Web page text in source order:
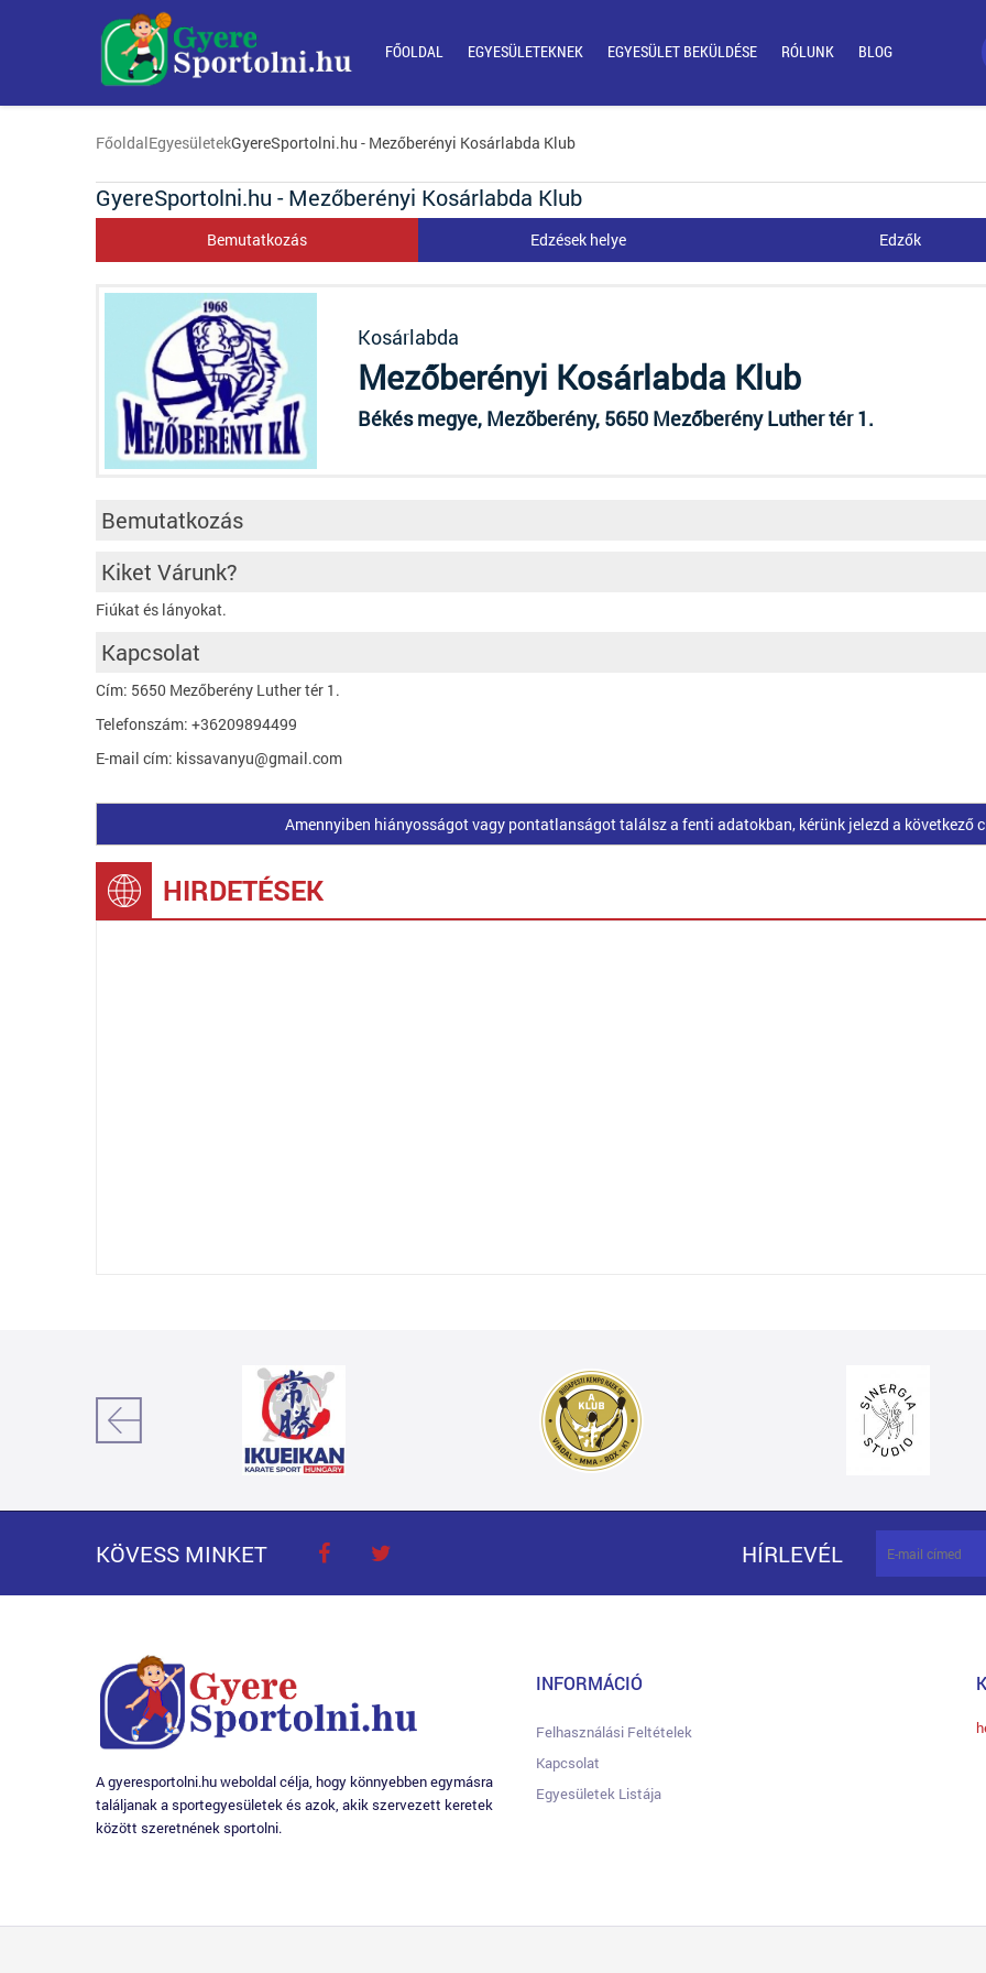
FŐOLDAL EGYESÜLETEKNEK EGYESÜLET BEKÜLDÉSE RÓLUNK BLOG
FőoldalEgyesületekGyereSportolni.hu - Mezőberényi Kosárlabda Klub
GyereSportolni.hu - Mezőberényi Kosárlabda Klub
Bemutatkozás Edzések helye Edzők
Kosárlabda
Mezőberényi Kosárlabda Klub
Békés megye, Mezõberény, 5650 Mezőberény Luther tér 1.
Bemutatkozás
Kiket Várunk?
Fiúkat és lányokat.
Kapcsolat
Cím: 5650 Mezőberény Luther tér 1.
Telefonszám: +36209894499
E-mail cím: kissavanyu@gmail.com
Amennyiben hiányosságot vagy pontatlanságot találsz a fenti adatokban, kérünk jelezd a következő
HIRDETÉSEK
KÖVESS MINKET HÍRLEVÉL
A gyeresportolni.hu weboldal célja, hogy könnyebben egymásra
találjanak a sportegyesületek és azok, akik szervezett keretek
között szeretnének sportolni.
INFORMÁCIÓ
Felhasználási Feltételek
Kapcsolat
Egyesületek Listája